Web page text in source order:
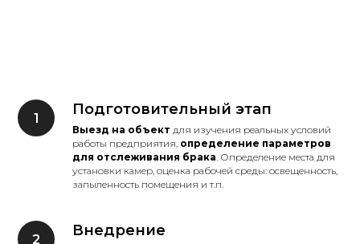
Подготовительный этап
Выезд на объект для изучения реальных условий
работы предприятия, определение параметров
для отслеживания брака. Определение места для
установки камер, оценка рабочей среды: освещенность,
запыленность помещения и т.п.
Внедрение